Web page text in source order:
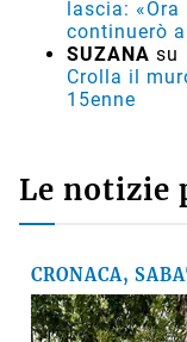
lascia:
continuerò
SUZANA su
Crolla il
15enne
Le notizie
CRONACA,